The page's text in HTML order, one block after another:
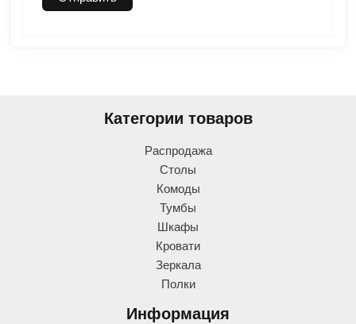
Категории товаров
Распродажа
Столы
Комоды
Тумбы
Шкафы
Кровати
Зеркала
Полки
Информация